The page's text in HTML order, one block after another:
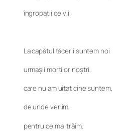
îngropații de vii.
La capătul tăcerii suntem noi
urmașii morților noștri,
care nu am uitat cine suntem,
de unde venim,
pentru ce mai trăim.